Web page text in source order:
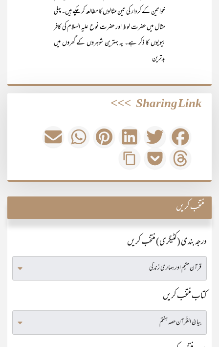
خواتین کے کردار کی تین مثالوں کا مطالعہ کر چکے ہیں۔ پہلی
مثال میں حضرت لوط اور حضرت نوح علیہ السلام کی کافر
بیویوں کا ذکر ہے۔ یہ بہترین شوہروں کے گھروں میں
بدترین
Sharing Link
>>>
منتخب کریں
درجہ بندی (کٹیگری) منتخب کریں
کتاب منتخب کریں